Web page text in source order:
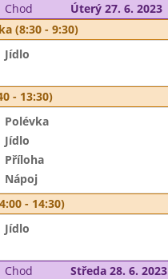
Chod
Úterý 27. 6. 2023
(8:30 - 9:30)
Jídlo
- 13:30)
Polévka
Jídlo
Příloha
Nápoj
- 14:30)
Jídlo
Chod
Středa 28. 6. 2023